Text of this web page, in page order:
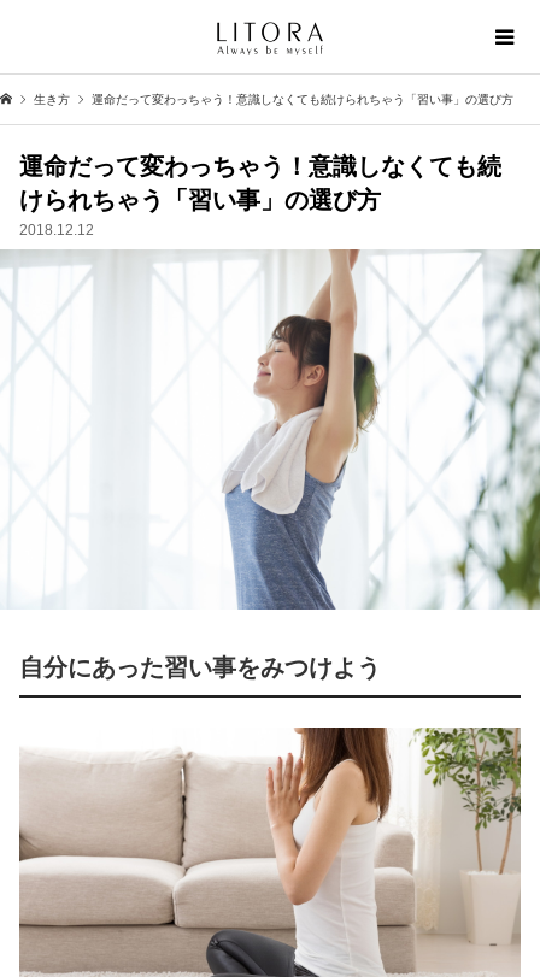
生き方 運命だって変わっちゃう！意識しなくても続けられちゃう「習い事」の選び方
運命だって変わっちゃう！意識しなくても続
けられちゃう「習い事」の選び方
2018.12.12
自分にあった習い事をみつけよう